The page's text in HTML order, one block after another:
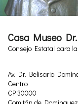
Casa Museo
Consejo Estatal para
Av. Dr. Belisario
Centro
CP 30000